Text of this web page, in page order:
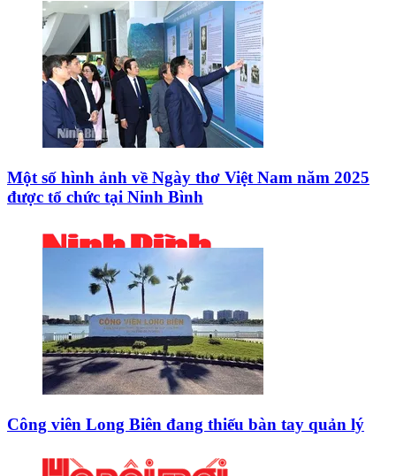
Một số hình ảnh về Ngày thơ Việt Nam năm 2025
được tổ chức tại Ninh Bình
Công viên Long Biên đang thiếu bàn tay quản lý